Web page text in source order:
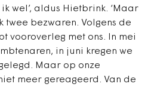
wel’, aldus Hietbrink. ‘Maar
twee bezwaren. Volgens de
vooroverleg met ons. In mei
in juni kregen we
Maar op onze
meer gereageerd. Van de